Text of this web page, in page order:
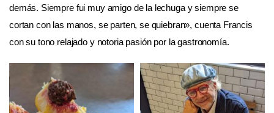
demás. Siempre fui muy amigo de la lechuga y siempre se
cortan con las manos, se parten, se quiebran», cuenta Francis
con su tono relajado y notoria pasión por la gastronomía.